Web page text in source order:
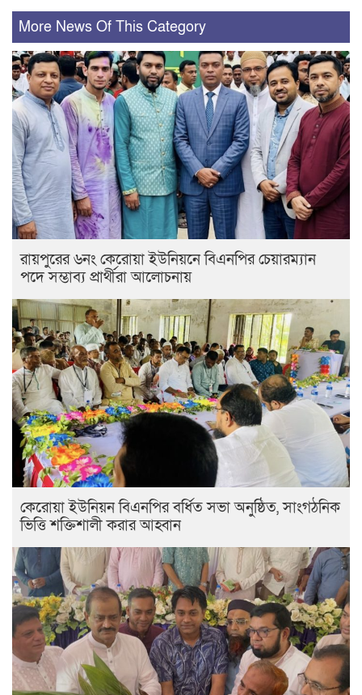
More News Of This Category
রায়পুরের ৬নং কেরোয়া ইউনিয়নে বিএনপির চেয়ারম্যান
পদে সম্ভাব্য প্রার্থীরা আলোচনায়
কেরোয়া ইউনিয়ন বিএনপির বর্ধিত সভা অনুষ্ঠিত, সাংগঠনিক
ভিত্তি শক্তিশালী করার আহ্বান